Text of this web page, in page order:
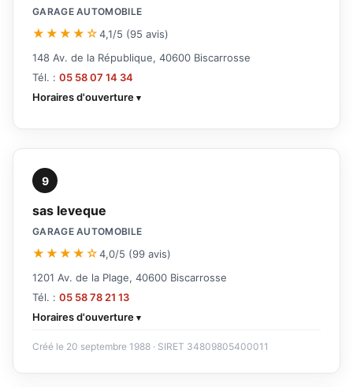
GARAGE AUTOMOBILE
★★★★☆4,1/5 (95 avis)
148 Av. de la République, 40600 Biscarrosse
Tél. : 05 58 07 14 34
Horaires d'ouverture
9
sas leveque
GARAGE AUTOMOBILE
★★★★☆4,0/5 (99 avis)
1201 Av. de la Plage, 40600 Biscarrosse
Tél. : 05 58 78 21 13
Horaires d'ouverture
Créé le 20 septembre 1988 · SIRET 34809805400011